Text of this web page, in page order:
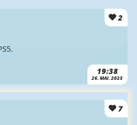
2
19:38
26. MAI. 2025
7